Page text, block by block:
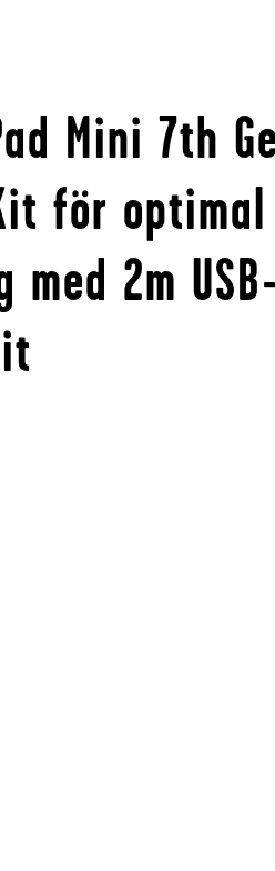
Mini 7th
för optimal
med 2m